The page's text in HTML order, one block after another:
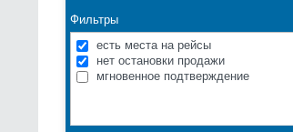
Фильтры
есть места на рейсы
нет остановки продажи
мгновенное подтверждение